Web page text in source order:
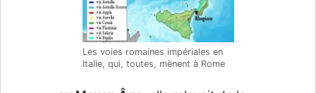
Les voies romaines impériales en
Italie, qui, toutes, mènent à Rome